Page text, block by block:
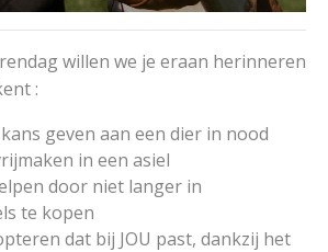
willen we je eraan herinneren
:
geven aan een dier in nood
in een asiel
door niet langer in
te kopen
dat bij JOU past, dankzij het